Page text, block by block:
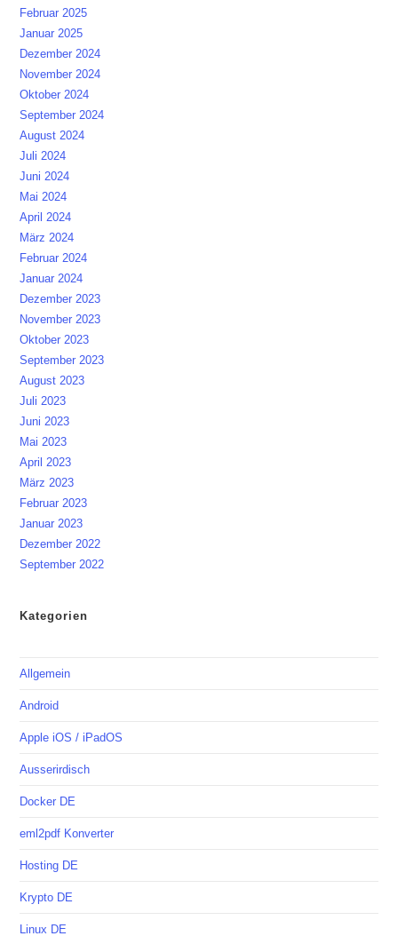
Februar 2025
Januar 2025
Dezember 2024
November 2024
Oktober 2024
September 2024
August 2024
Juli 2024
Juni 2024
Mai 2024
April 2024
März 2024
Februar 2024
Januar 2024
Dezember 2023
November 2023
Oktober 2023
September 2023
August 2023
Juli 2023
Juni 2023
Mai 2023
April 2023
März 2023
Februar 2023
Januar 2023
Dezember 2022
September 2022
Kategorien
Allgemein
Android
Apple iOS / iPadOS
Ausserirdisch
Docker DE
eml2pdf Konverter
Hosting DE
Krypto DE
Linux DE